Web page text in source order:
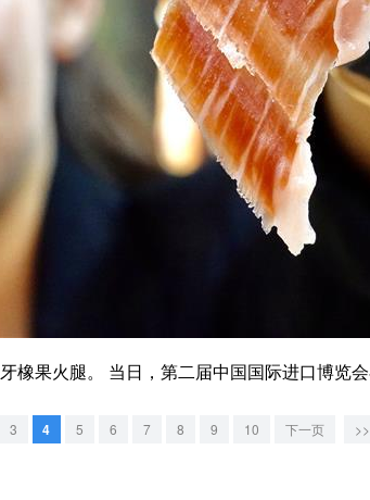
果火腿。 当日，第二届中国国际进口博览
3 4 5 6 7 8 9 10 下一页